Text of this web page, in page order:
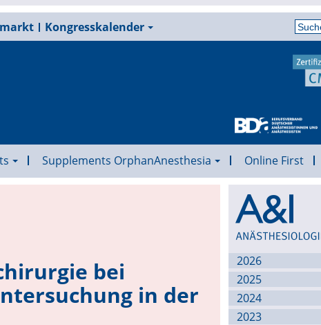
Kongresskalender
Supplements OrphanAnesthesia Online First
bei
in der
Archiv
2026
2025
2024
2023